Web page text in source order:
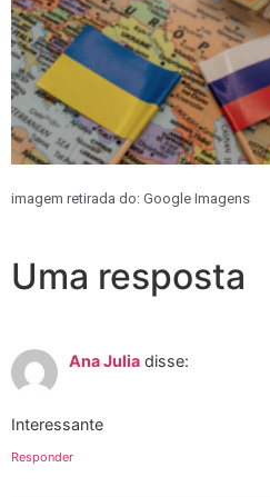
imagem retirada do: Google Imagens
Uma resposta
Ana Julia disse:
Interessante
Responder